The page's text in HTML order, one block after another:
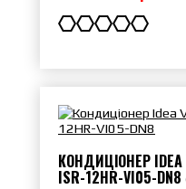
КОНДИЦІОНЕР IDEA
ISR-12HR-VI05-DN8